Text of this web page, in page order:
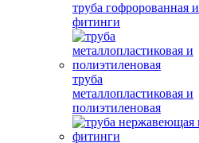
труба гофророванная и
фитинги
труба
металлопластиковая и
полиэтиленовая